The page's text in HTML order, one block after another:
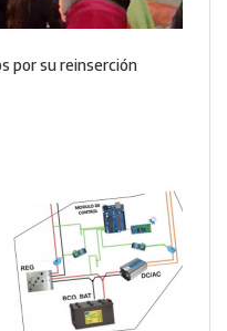
por su reinserción